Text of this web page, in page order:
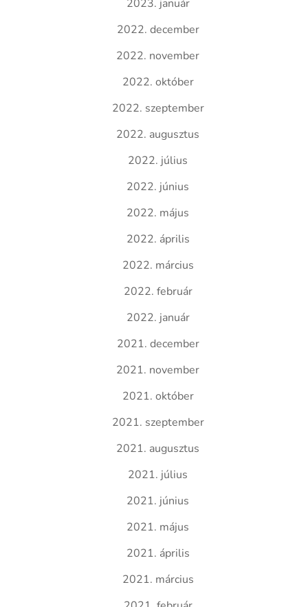
2023. január
2022. december
2022. november
2022. október
2022. szeptember
2022. augusztus
2022. július
2022. június
2022. május
2022. április
2022. március
2022. február
2022. január
2021. december
2021. november
2021. október
2021. szeptember
2021. augusztus
2021. július
2021. június
2021. május
2021. április
2021. március